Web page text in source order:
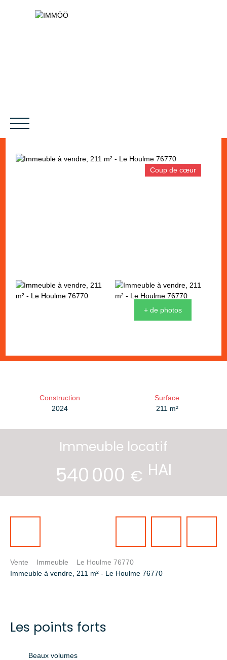
Coup de cœur
+ de photos
Construction
2024
Surface
211 m²
Immeuble locatif
540 000 € HAI
Vente Immeuble
Le Houlme 76770
Immeuble à vendre, 211 m² - Le Houlme 76770
Les points forts
Beaux volumes